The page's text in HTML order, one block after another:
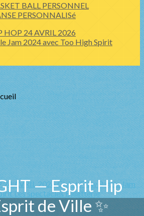
BALL PERSONNEL
PERSONNALISé
HOP 24 AVRIL 2026
Jam 2024 avec Too High Spirit
24 AVRIL 2026Ghôst Flow Battle Jam
Les spectaclesBilletterie
— Esprit Hip
de Ville ✨